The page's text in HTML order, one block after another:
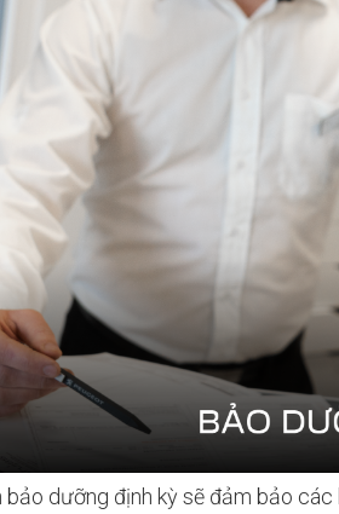
dưỡng định kỳ sẽ đảm bảo